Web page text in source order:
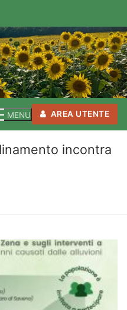
MENU AREA UTENTE
incontra